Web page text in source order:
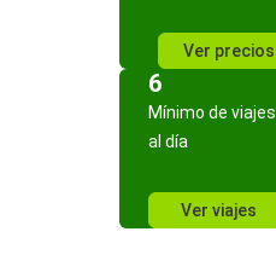
Ver precios
6
Mínimo de viajes
al día
Ver viajes